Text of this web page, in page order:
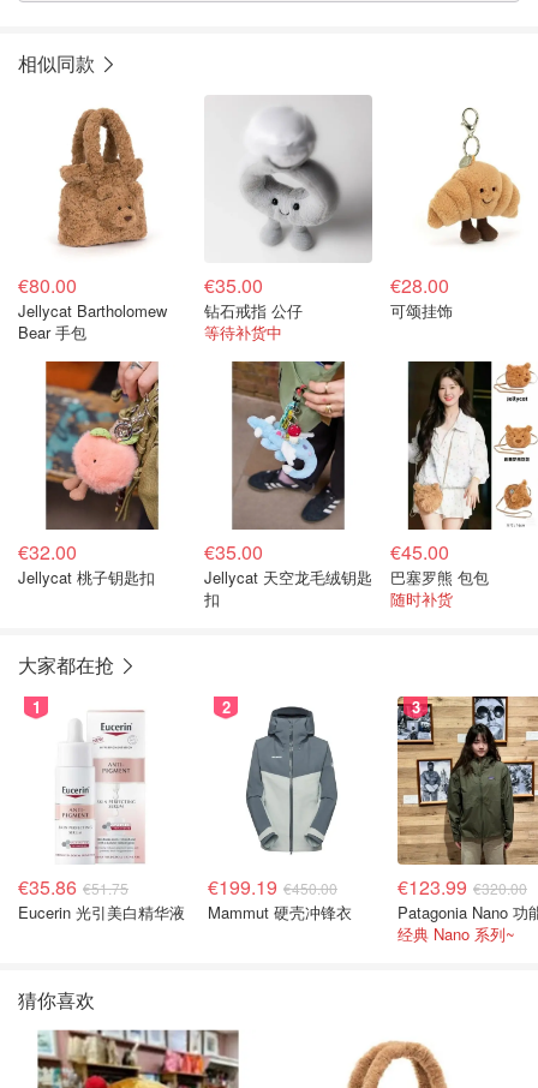
相似同款
€80.00
Jellycat Bartholomew
Bear 手包
€35.00
钻石戒指 公仔
等待补货中
€28.00
可颂挂饰
€32.00
Jellycat 桃子钥匙扣
€35.00
Jellycat 天空龙毛绒钥匙
扣
€45.00
巴塞罗熊 包包
随时补货
大家都在抢
1
€35.86 €51.75
Eucerin 光引美白精华液
2
€199.19 €450.00
Mammut 硬壳冲锋衣
3
€123.99 €320.00
经典 Nano 系列~
猜你喜欢